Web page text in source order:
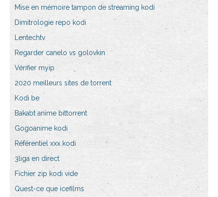
Mise en mémoire tampon de streaming kodi
Dimitrologie repo kodi
Lentechtv
Regarder canelo vs golovkin
Vérifier myip
2020 meilleurs sites de torrent
Kodi be
Bakabt anime bittorrent
Gogoanime kodi
Référentiel xxx kodi
3liga en direct
Fichier zip kodi vide
Quest-ce que icefilms